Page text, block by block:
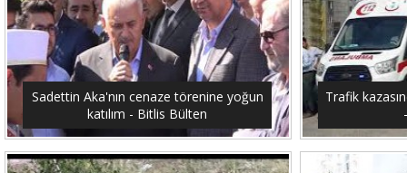
Sadettin Aka'nın cenaze törenine yoğun
katılım - Bitlis Bülten
Trafik